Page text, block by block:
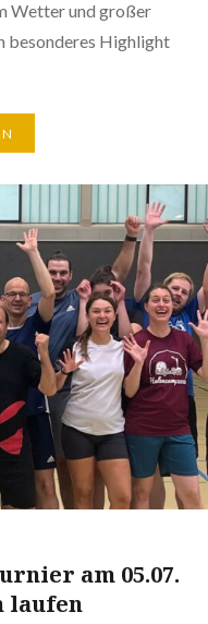
Wetter und großer
besonderes Highlight
am 05.07.
laufen